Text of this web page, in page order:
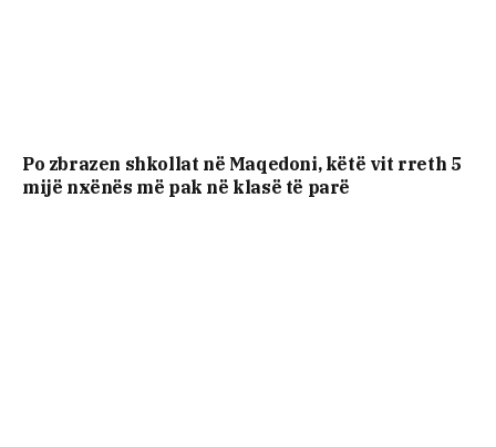
Po zbrazen shkollat në Maqedoni, këtë vit rreth 5
mijë nxënës më pak në klasë të parë